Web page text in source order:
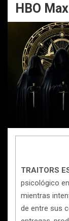
HBO Max
TRAITORS
psicológico
mientras
de entre sus